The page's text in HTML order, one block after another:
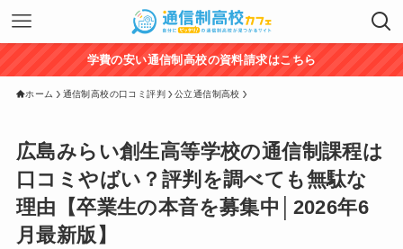
学費の安い通信制高校の資料請求はこちら
ホーム 通信制高校の口コミ評判 公立通信制高校
広島みらい創生高等学校の通信制課程は
口コミやばい？評判を調べても無駄な
理由【卒業生の本音を募集中│2026年6
月最新版】